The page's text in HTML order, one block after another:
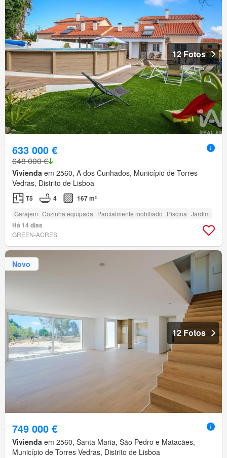
12 Fotos
633 000 €
648 000 €
Vivienda em 2560, A dos Cunhados, Município de Torres
Vedras, Distrito de Lisboa
T5 4 167 m²
Garajem Cozinha equipada Parcialmente mobiliado Piscina Jardim
Há 14 dias
GREEN-ACRES
Novo
12 Fotos
749 000 €
Vivienda em 2560, Santa Maria, São Pedro e Matacães,
Município de Torres Vedras, Distrito de Lisboa